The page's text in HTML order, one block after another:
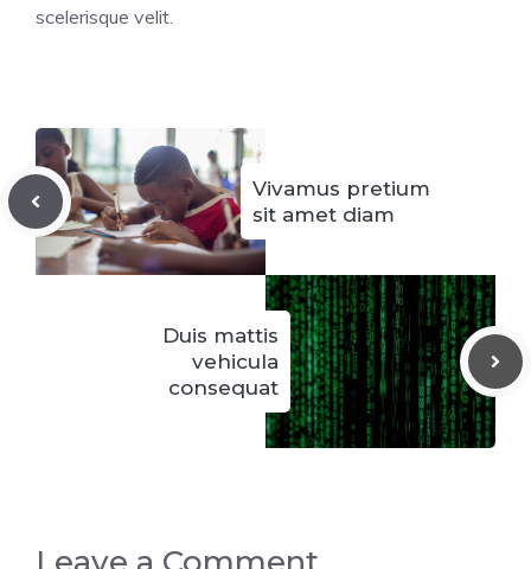
scelerisque velit.
Vivamus pretium
sit amet diam
Duis mattis
vehicula
consequat